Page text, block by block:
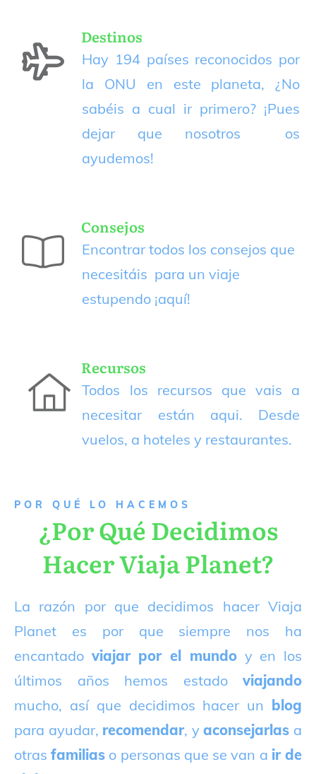
Destinos
Hay 194 países reconocidos por
la ONU en este planeta, ¿No
sabéis a cual ir primero? ¡Pues
dejar que nosotros os
ayudemos!
Consejos
Encontrar todos los consejos que
necesitáis para un viaje
estupendo ¡aquí!
Recursos
Todos los recursos que vais a
necesitar están aqui. Desde
vuelos, a hoteles y restaurantes.
P OR QUÉ LO HACEMOS
¿Por Qué Decidimos
Hacer Viaja Planet?
La razón por que decidimos hacer Viaja
Planet es por que siempre nos ha
encantado viajar por el mundoy en los
últimos años hemos estado viajando
mucho, así que decidimos hacer un blog
para ayudar, recomendar, yaconsejarlas a
otrasfamilias o personas que se van a ir de